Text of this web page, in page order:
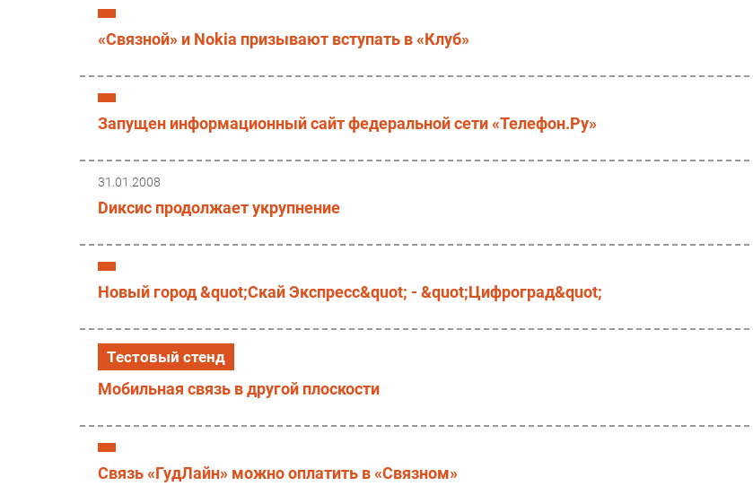
«Связной» и Nokia призывают вступать в «Клуб»
Запущен информационный сайт федеральной сети «Телефон.Ру»
31.01.2008
Dиксис продолжает укрупнение
Новый город &quot;Скай Экспресс&quot; - &quot;Цифроград&quot;
Тестовый стенд
Мобильная связь в другой плоскости
Связь «ГудЛайн» можно оплатить в «Связном»